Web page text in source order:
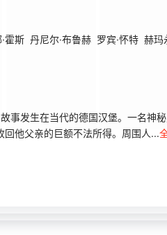
霍斯 丹尼尔·布鲁赫 罗宾·怀特 赫玛
发生在当代的德国汉堡。一名神
他父亲的巨额不法所得。周围人...